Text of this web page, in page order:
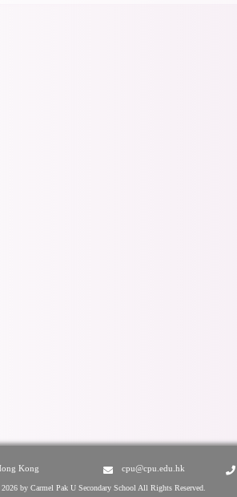
Kong cpu@cpu.edu.hk
by Carmel Pak U Secondary School All Rights Reserved.